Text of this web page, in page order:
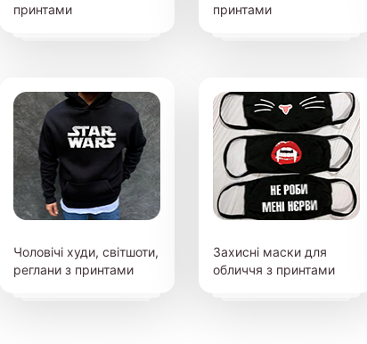
принтами
принтами
Чоловічі худи, світшоти,
реглани з принтами
Захисні маски для
обличчя з принтами